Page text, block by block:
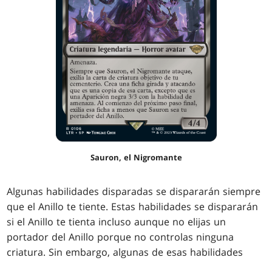
Sauron, el Nigromante
Algunas habilidades disparadas se dispararán siempre
que el Anillo te tiente. Estas habilidades se dispararán
si el Anillo te tienta incluso aunque no elijas un
portador del Anillo porque no controlas ninguna
criatura. Sin embargo, algunas de esas habilidades